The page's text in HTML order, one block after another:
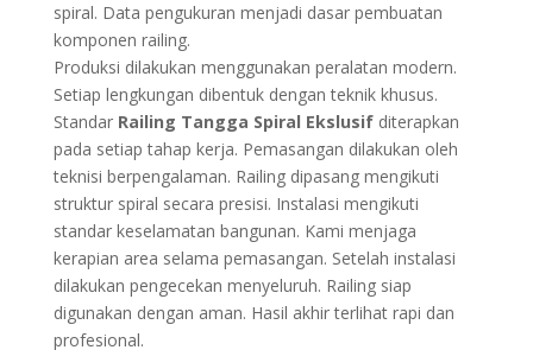
spiral. Data pengukuran menjadi dasar pembuatan
komponen railing.
Produksi dilakukan menggunakan peralatan modern.
Setiap lengkungan dibentuk dengan teknik khusus.
Standar Railing Tangga Spiral Ekslusifditerapkan
pada setiap tahap kerja. Pemasangan dilakukan oleh
teknisi berpengalaman. Railing dipasang mengikuti
struktur spiral secara presisi. Instalasi mengikuti
standar keselamatan bangunan. Kami menjaga
kerapian area selama pemasangan. Setelah instalasi
dilakukan pengecekan menyeluruh. Railing siap
digunakan dengan aman. Hasil akhir terlihat rapi dan
profesional.